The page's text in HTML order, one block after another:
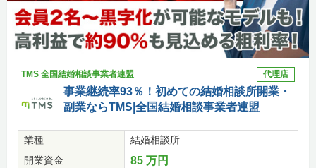
TMS 全国結婚相談事業者連盟 代理店
事業継続率93％！初めての結婚相談所開業・
副業ならTMS|全国結婚相談事業者連盟
業種
結婚相談所
開業資金
85 万円